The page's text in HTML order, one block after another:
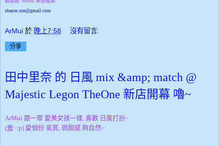
sharon.ron@gmail.com
ArMui 於 晚上7:58 沒有留言:
分享
田中里奈 的 日風 mix &amp; match @
Majestic Legon TheOne 新店開幕 嚕~
ArMui 跟一眾 愛美女孩一樣, 喜歡 日風打扮~
(羞~:p) 愛個份 氣質, 微甜感 夠自然~